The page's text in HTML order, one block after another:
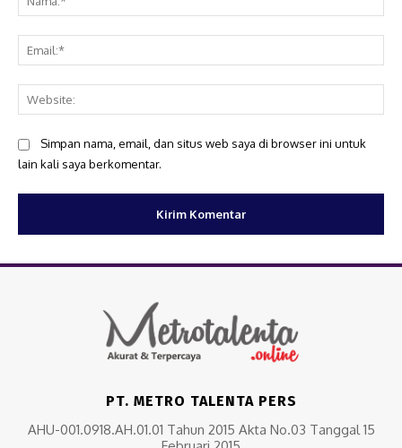
Simpan nama, email, dan situs web saya di browser ini untuk
lain kali saya berkomentar.
PT. METRO TALENTA PERS
AHU-001.0918.AH.01.01 Tahun 2015 Akta No.03 Tanggal 15